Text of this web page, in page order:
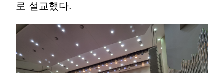
로 설교했다.